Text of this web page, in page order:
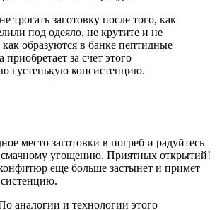
трогать заготовку после того, как
под одеяло, не крутите и не
как образуются в банке пептидные
приобретает за счет этого
густенькую консистенцию.
место заготовки в погреб и радуйтесь
угощению. Приятных открытий!
еще больше застынет и примет
аналогии и технологии этого